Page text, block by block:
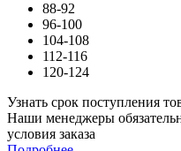
88-92
96-100
104-108
112-116
120-124
Узнать срок поступления
Наши менеджеры
условия заказа